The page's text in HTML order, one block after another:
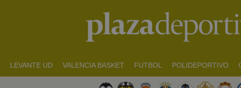
LEVANTE UD VALENCIA BASKET FUTBOL POLIDEPORTIVO